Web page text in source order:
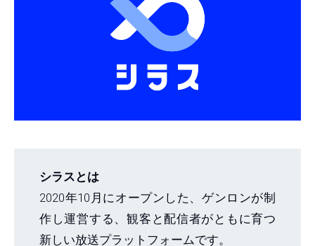
シラスとは
2020年10月にオープンした、ゲンロンが制
作し運営する、観客と配信者がともに育つ
新しい放送プラットフォームです。